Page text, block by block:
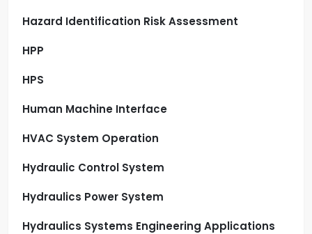
Hazard Identification Risk Assessment
HPP
HPS
Human Machine Interface
HVAC System Operation
Hydraulic Control System
Hydraulics Power System
Hydraulics Systems Engineering Applications